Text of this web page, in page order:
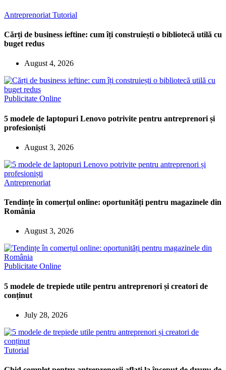
Antreprenoriat Tutorial
Cărți de business ieftine: cum îți construiești o bibliotecă utilă cu
buget redus
August 4, 2026
Publicitate Online
5 modele de laptopuri Lenovo potrivite pentru antreprenori și
profesioniști
August 3, 2026
Antreprenoriat
Tendințe în comerțul online: oportunități pentru magazinele din
România
August 3, 2026
Publicitate Online
5 modele de trepiede utile pentru antreprenori și creatori de
conținut
July 28, 2026
Tutorial